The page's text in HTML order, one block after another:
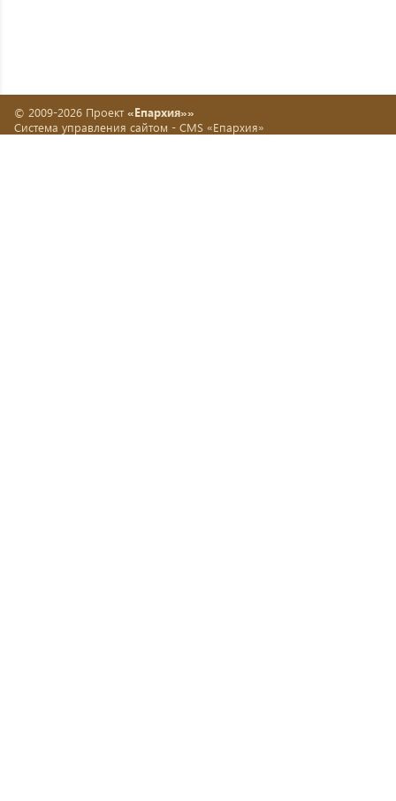
© 2009-2026 Проект «Епархия»»
Система управления сайтом - CMS «Епархия»